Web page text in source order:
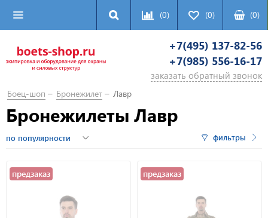
(0) (0) (0)
+7(495) 137-82-56
+7(985) 556-16-17
заказать обратный звонок
Боец-шоп Бронежилет Лавр
Бронежилеты Лавр
фильтры
предзаказ предзаказ